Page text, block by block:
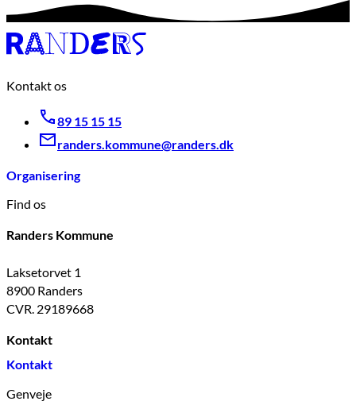
Kontakt os
89 15 15 15
randers.kommune@randers.dk
Organisering
Find os
Randers Kommune
Laksetorvet 1
8900 Randers
CVR. 29189668
Kontakt
Kontakt
Genveje